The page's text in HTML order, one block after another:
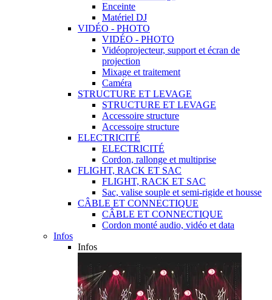
Enceinte
Matériel DJ
VIDÉO - PHOTO
VIDÉO - PHOTO
Vidéoprojecteur, support et écran de
projection
Mixage et traitement
Caméra
STRUCTURE ET LEVAGE
STRUCTURE ET LEVAGE
Accessoire structure
Accessoire structure
ELECTRICITÉ
ELECTRICITÉ
Cordon, rallonge et multiprise
FLIGHT, RACK ET SAC
FLIGHT, RACK ET SAC
Sac, valise souple et semi-rigide et housse
CÂBLE ET CONNECTIQUE
CÂBLE ET CONNECTIQUE
Cordon monté audio, vidéo et data
Infos
Infos